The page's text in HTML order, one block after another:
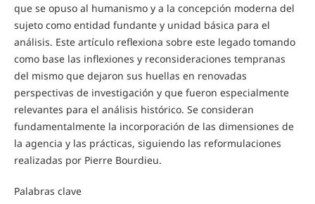
que se opuso al humanismo y a la concepción moderna del
sujeto como entidad fundante y unidad básica para el
análisis. Este artículo reflexiona sobre este legado tomando
como base las inflexiones y reconsideraciones tempranas
del mismo que dejaron sus huellas en renovadas
perspectivas de investigación y que fueron especialmente
relevantes para el análisis histórico. Se consideran
fundamentalmente la incorporación de las dimensiones de
la agencia y las prácticas, siguiendo las reformulaciones
realizadas por Pierre Bourdieu.
Palabras clave